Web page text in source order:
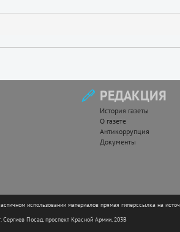
РЕДАКЦИЯ
История газеты
О газете
Антикоррупция
Документы
использовании материалов прямая гиперссылка на
Сергиев Посад, проспект Красной Армии, 203В